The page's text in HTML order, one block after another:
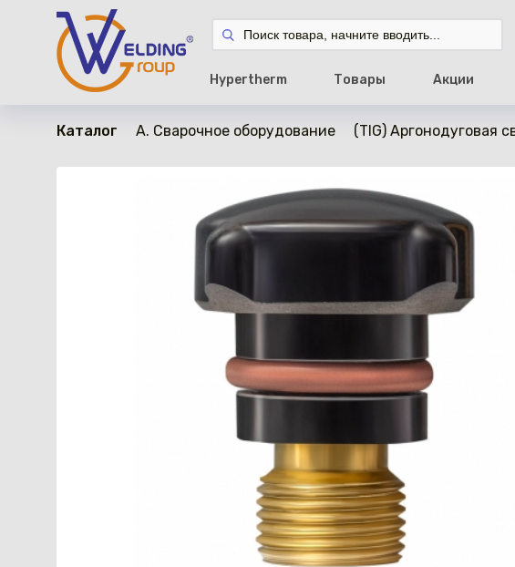
Hypertherm Товары Акции
Каталог A. Сварочное оборудование (TIG) Аргонодуговая
в наличии